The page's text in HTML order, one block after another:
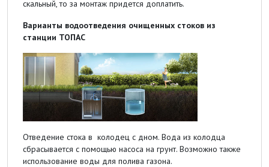
скальный, то за монтаж придется доплатить.
Варианты водоотведения очищенных стоков из
станции ТОПАС
Отведение стока в колодец с дном. Вода из колодца
сбрасывается с помощью насоса на грунт. Возможно также
использование воды для полива газона.